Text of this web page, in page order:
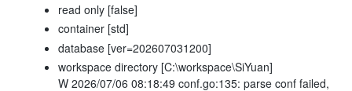
read only [false]
container [std]
database [ver=202607031200]
workspace directory [C:\workspace\SiYuan]
W 2026/07/06 08:18:49 conf.go:135: parse conf failed,